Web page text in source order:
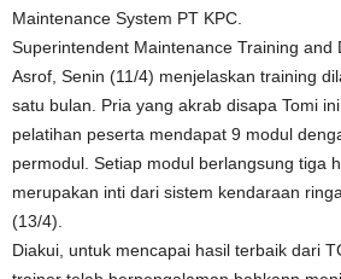
Maintenance System PT KPC.
Superintendent Maintenance Training and
Asrof, Senin (11/4) menjelaskan training
satu bulan. Pria yang akrab disapa Tomi
pelatihan peserta mendapat 9 modul
permodul. Setiap modul berlangsung tiga
merupakan inti dari sistem kendaraan
(13/4).
Diakui, untuk mencapai hasil terbaik dari